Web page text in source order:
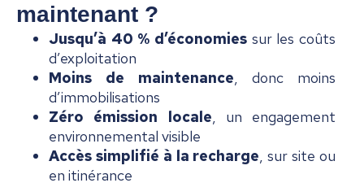
maintenant ?
Jusqu’à 40 % d’économies sur les coûts
d’exploitation
Moins de maintenance, donc moins
d’immobilisations
Zéro émission locale, un engagement
environnemental visible
Accès simplifié à la recharge, sur site ou
en itinérance